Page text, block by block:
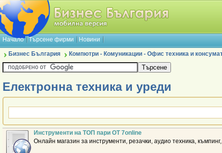
Начало Търсене фирми Новини
Бизнес България Компютри - Комуникации - Офис техника и
Електронна техника и уреди
Инструменти на ТОП пари ОТ 7online
Онлайн магазин за инструменти, резачки, аудио техника,